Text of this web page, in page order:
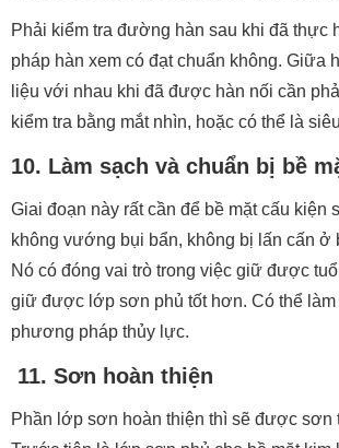
Phải kiểm tra đường hàn sau khi đã thực
pháp hàn xem có đạt chuẩn không. Giữa
liệu với nhau khi đã được hàn nối cần
kiểm tra bằng mắt nhìn, hoặc có thể là
10. Làm sạch và chuẩn bị bề
Giai đoạn này rất cần để bề mặt cấu kiện
không vướng bụi bẩn, không bị lấn cấn ở
Nó có đóng vai trò trong việc giữ được
giữ được lớp sơn phủ tốt hơn. Có thể làm
phương pháp thủy lực.
11. Sơn hoàn thiện
Phần lớp sơn hoàn thiện thì sẽ được sơn